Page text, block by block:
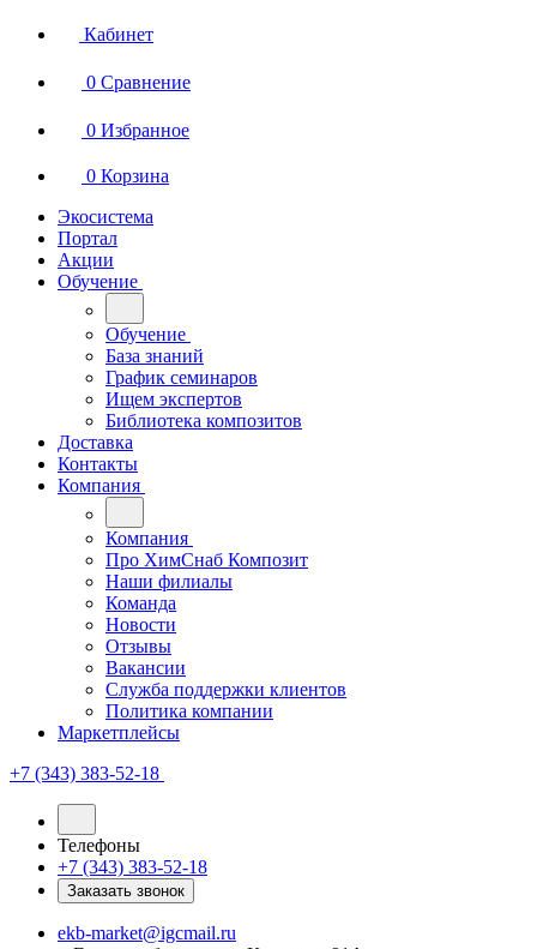
Кабинет
0 Сравнение
0 Избранное
0 Корзина
Экосистема
Портал
Акции
Обучение
Обучение
База знаний
График семинаров
Ищем экспертов
Библиотека композитов
Доставка
Контакты
Компания
Компания
Про ХимСнаб Композит
Наши филиалы
Команда
Новости
Отзывы
Вакансии
Служба поддержки клиентов
Политика компании
Маркетплейсы
+7 (343) 383-52-18
Телефоны
+7 (343) 383-52-18
Заказать звонок
ekb-market@igcmail.ru